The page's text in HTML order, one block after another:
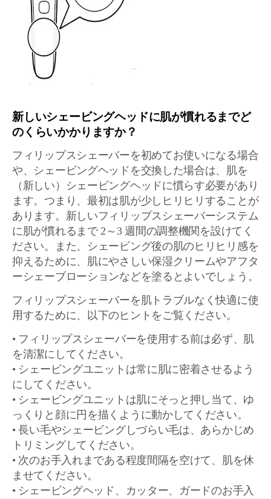
新しいシェービングヘッドに肌が慣れるまでど
のくらいかかりますか？
フィリップスシェーバーを初めてお使いになる場合
や、シェービングヘッドを交換した場合は、肌を
（新しい）シェービングヘッドに慣らす必要があり
ます。つまり、最初は肌が少しヒリヒリすることが
あります。新しいフィリップスシェーバーシステム
に肌が慣れるまで 2～3 週間の調整機関を設けてく
ださい。また、シェービング後の肌のヒリヒリ感を
抑えるために、肌にやさしい保湿クリームやアフタ
ーシェーブローションなどを塗るとよいでしょう。
フィリップスシェーバーを肌トラブルなく快適に使
用するために、以下のヒントをご覧ください。
• フィリップスシェーバーを使用する前は必ず、肌
を清潔にしてください。
• シェービングユニットは常に肌に密着させるよう
にしてください。
• シェービングユニットは肌にそっと押し当て、ゆ
っくりと顔に円を描くように動かしてください。
• 長い毛やシェービングしづらい毛は、あらかじめ
トリミングしてください。
• 次のお手入れまである程度間隔を空けて、肌を休
ませてください。
• シェービングヘッド、カッター、ガードのお手入